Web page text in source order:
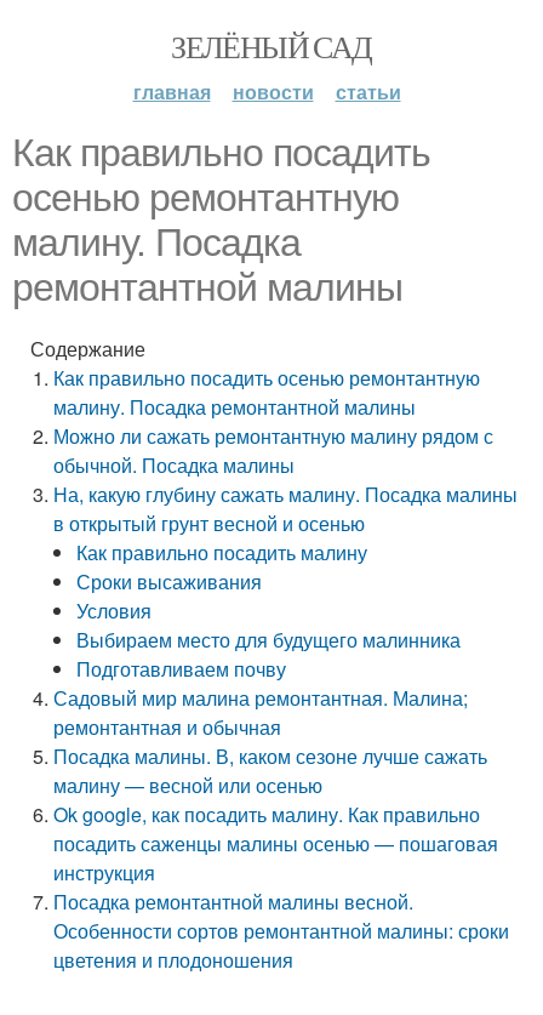
ЗЕЛЁНЫЙ САД
главная новости статьи
Как правильно посадить
осенью ремонтантную
малину. Посадка
ремонтантной малины
Содержание
Как правильно посадить осенью ремонтантную
малину. Посадка ремонтантной малины
Можно ли сажать ремонтантную малину рядом с
обычной. Посадка малины
На, какую глубину сажать малину. Посадка малины
в открытый грунт весной и осенью
Как правильно посадить малину
Сроки высаживания
Условия
Выбираем место для будущего малинника
Подготавливаем почву
Садовый мир малина ремонтантная. Малина;
ремонтантная и обычная
Посадка малины. В, каком сезоне лучше сажать
малину — весной или осенью
Ok google, как посадить малину. Как правильно
посадить саженцы малины осенью — пошаговая
инструкция
Посадка ремонтантной малины весной.
Особенности сортов ремонтантной малины: сроки
цветения и плодоношения